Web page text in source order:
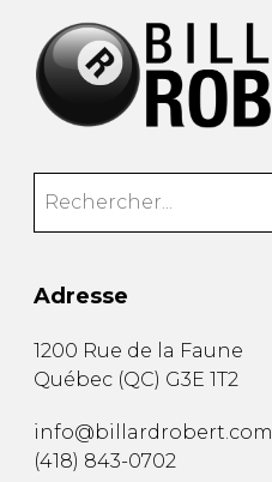
Adresse
1200 Rue de la Faune
Québec (QC) G3E 1T2
info@billardrobert.com
(418) 843-0702